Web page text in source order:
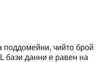
поддомейни, чийто брой
бази данни е равен на